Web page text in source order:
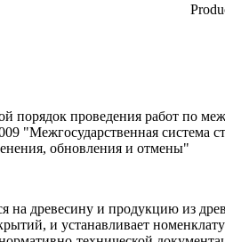
проведения работ по
система
обновления и отмены"
на древесину и продукцию из
и устанавливает